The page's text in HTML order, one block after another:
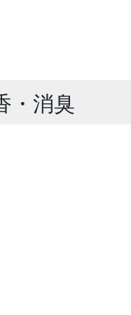
・消臭